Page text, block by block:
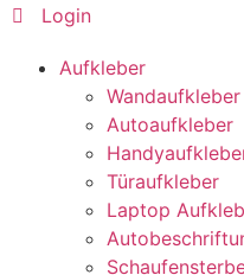
Aufkleber
Wandaufkleber
Autoaufkleber
Türaufkleber
Laptop
Login